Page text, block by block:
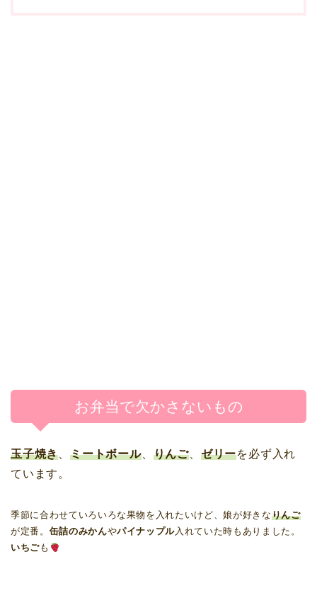
お弁当で欠かさないもの
玉子焼き、ミートボール、 りんご、 ゼリーを必ず入れ
ています。
季節に合わせていろいろな果物を入れたいけど、娘が好きなりんご
が定番。 缶詰のみかんやパイナップル入れていた時もありました。
いちごも